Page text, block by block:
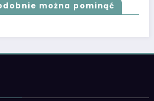
można pominąć